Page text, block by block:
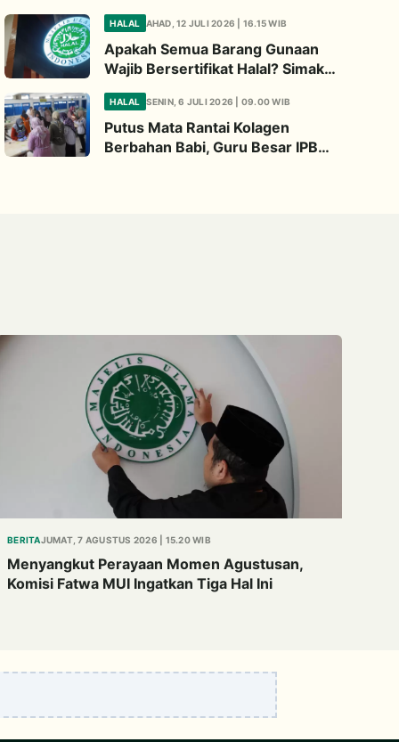
Penjelasannya
HALAL AHAD, 12 JULI 2026 | 16.15 WIB
Apakah Semua Barang Gunaan
Wajib Bersertifikat Halal? Simak
HALAL SENIN, 6 JULI 2026 | 09.00 WIB
Putus Mata Rantai Kolagen
Berbahan Babi, Guru Besar IPB
BERITAJUMAT, 7 AGUSTUS 2026 | 15.20 WIB
Menyangkut Perayaan Momen Agustusan,
Komisi Fatwa MUI Ingatkan Tiga Hal Ini